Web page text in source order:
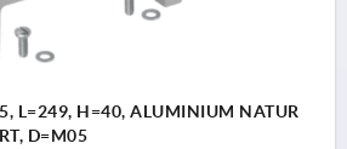
L=249, H=40, ALUMINIUM NATUR
D=M05